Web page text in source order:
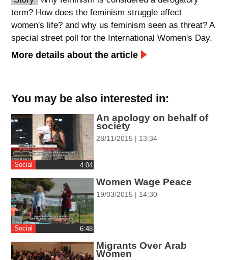
spellcheck
גופן קריא
ניגודיות בהירה ניגודיות כהה
קישורים
font_download
סימון קישורים
cached
flag
השארת
משוב
term? How does the feminism struggle affect
women's life? and why us feminism seen as threat? A
special street poll for the International Women's Day.
More details about the article
You may be also interested in:
Social ‎4:04
An apology on behalf of
society
28/11/2015 | 13:34
Social ‎6:48
Women Wage Peace
19/03/2015 | 14:30
Migrants Over Arab
Women